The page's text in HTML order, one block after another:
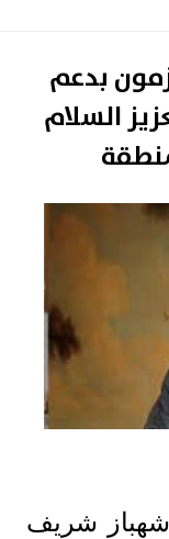
بدعم
السلام
شهباز شريف